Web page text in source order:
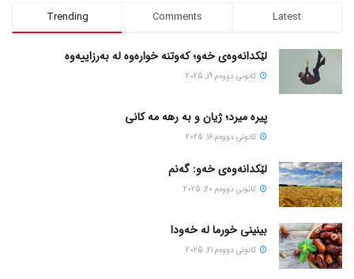
Trending Comments Latest
لێکدانەوەی خەو؛ کەوتنە خوارەوە لە بەرزاییەوە
كانونی دووه‌م 19, 2025
پیره میرد؛ ژیان و به رهه مه کانی
كانونی دووه‌م 16, 2025
لێکدانەوەی خەو: گەنم
كانونی دووه‌م 20, 2025
بینینی خورما لە خەودا
كانونی دووه‌م 21, 2025